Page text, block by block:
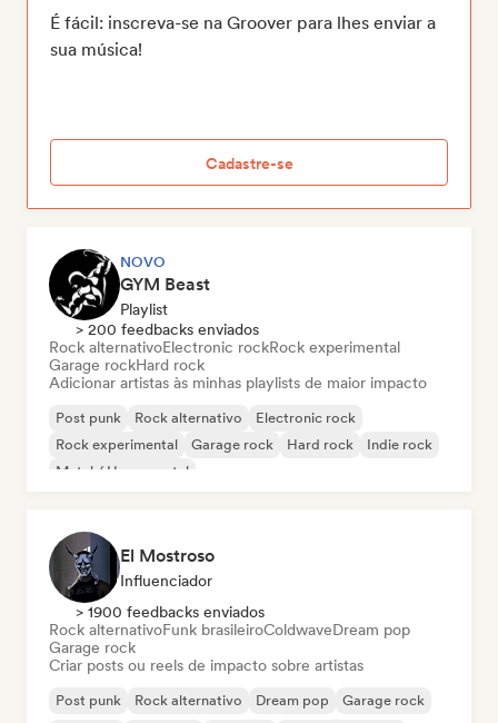
É fácil: inscreva-se na Groover para lhes enviar a
sua música!
Cadastre-se
NOVO
GYM Beast
Playlist
> 200 feedbacks enviados
Rock alternativoElectronic rockRock experimental
Garage rockHard rock
Adicionar artistas às minhas playlists de maior impacto
Post punk Rock alternativo
Electronic rock
Rock experimental
Garage rock Hard rock
Indie rock
Metal / Heavy metal
El Mostroso
Influenciador
> 1900 feedbacks enviados
Rock alternativoFunk brasileiroColdwaveDream pop
Garage rock
Criar posts ou reels de impacto sobre artistas
Post punk Rock alternativo Dream pop
Garage rock